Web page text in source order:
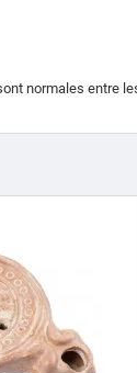
normales entre